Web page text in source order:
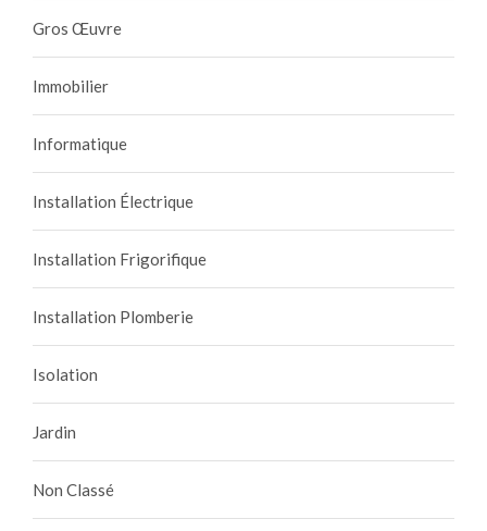
Gros Œuvre
Immobilier
Informatique
Installation Électrique
Installation Frigorifique
Installation Plomberie
Isolation
Jardin
Non Classé